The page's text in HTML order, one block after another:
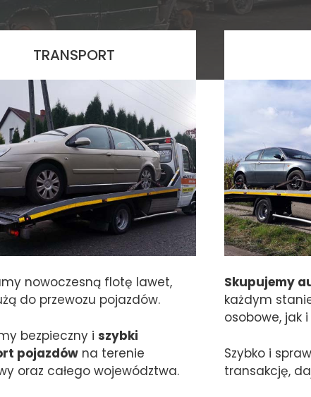
TRANSPORT
nowoczesną flotę lawet,
do przewozu pojazdów.
bezpieczny i szybki
pojazdówna terenie
oraz całego województwa.
Skupujemy
każdym
osobowe, jak
Szybko i
transakcję,